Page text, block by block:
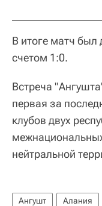
В итоге матч был
счетом 1:0.
Встреча
первая за
клубов двух
нейтральной
Ангушт Алания